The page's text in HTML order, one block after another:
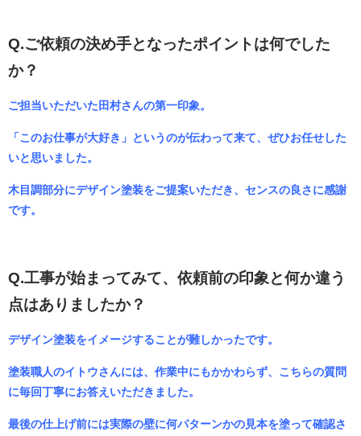
Q.ご依頼の決め手となったポイントは何でした
か？
ご担当いただいた田村さんの第一印象。
「このお仕事が大好き」というのが伝わって来て、ぜひお任せした
いと思いました。
木目調部分にデザイン塗装をご提案いただき、センスの良さに感謝
です。
Q.工事が始まってみて、依頼前の印象と何か違う
点はありましたか？
デザイン塗装をイメージすることが難しかったです。
塗装職人のイトウさんには、作業中にもかかわらず、こちらの質問
に毎回丁寧にお答えいただきました。
最後の仕上げ前には実際の壁に何パターンかの見本を塗って確認さ